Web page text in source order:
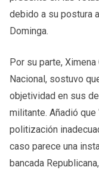
debido a su postura
Dominga.
Por su parte,
Nacional, sostuvo
objetividad en sus
militante. Añadió
politización
caso parece una
bancada